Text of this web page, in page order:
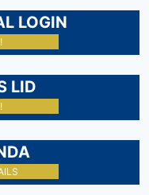
LOGIN
LID